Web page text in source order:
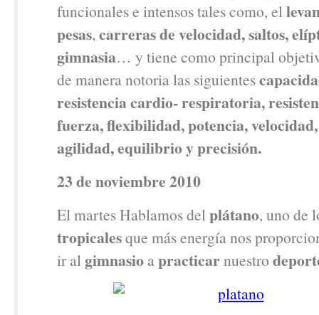
funcionales e intensos tales como, el
pesas, carreras de velocidad, saltos,
gimnasia… y tiene como principal
de manera notoria las siguientes
resistencia cardio- respiratoria,
fuerza, flexibilidad, potencia,
agilidad, equilibrio y precisión.
23 de noviembre 2010
El martes Hablamos delplátano, uno de
tropicalesque más energía nos
ir al gimnasio apracticarnuestro